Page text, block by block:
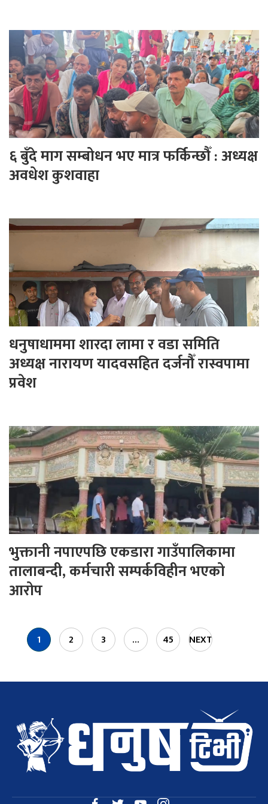
६ बुँदे माग सम्बोधन भए मात्र फर्किन्छौँ : अध्यक्ष
अवधेश कुशवाहा
धनुषाधाममा शारदा लामा र वडा समिति
अध्यक्ष नारायण यादवसहित दर्जनौँ रास्वपामा
प्रवेश
भुक्तानी नपाएपछि एकडारा गाउँपालिकामा
तालाबन्दी, कर्मचारी सम्पर्कविहीन भएको
आरोप
1 2 3 … 45
NEXT